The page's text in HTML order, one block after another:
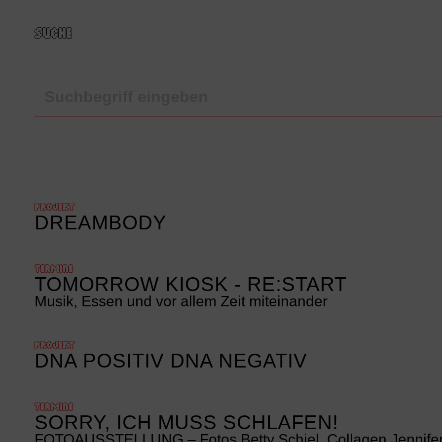
SUCHE
PROJEKT
DREAMBODY
TERMINE
TOMORROW KIOSK - RE:START
Musik, Essen und vor allem Zeit miteinander
PROJEKT
DNA POSITIV DNA NEGATIV
TERMINE
SORRY, ICH MUSS SCHLAFEN!